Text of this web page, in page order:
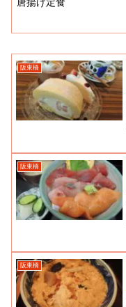
唐揚げ定食
阪東橋
阪東橋
阪東橋